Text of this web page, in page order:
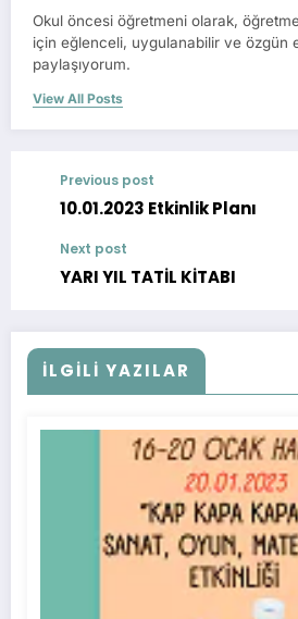
Okul öncesi öğretmeni olarak,
için eğlenceli, uygulanabilir ve özgün
paylaşıyorum.
View All Posts
Previous post
10.01.2023 Etkinlik Planı
Next post
YARI YIL TATİL KİTABI
İLGİLİ YAZILAR